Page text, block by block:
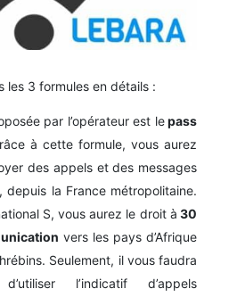
les 3 formules en détails :
par l’opérateur est lepass
à cette formule, vous aurez
des appels et des messages
depuis la France métropolitaine.
S, vous aurez le droit à 30
vers les pays d’Afrique
Seulement, il vous faudra
l’indicatif d’appels